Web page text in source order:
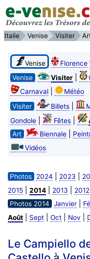
Italie Venise Visiter
Venise Florence
Venise
Visiter|
Carnaval|
Météo
Visiter
Billets|
Gondole| Fêtes|
Art
Biennale|
Vidéos
Photos 2024 2023
2015| 2014| 2013 2012
Photos 2014 Janvier|
Août| Sept| Oct| Nov
Le Campiello